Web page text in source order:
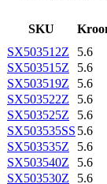
SKU
SX503512Z
5.6
SX503515Z
5.6
SX503519Z
5.6
SX503522Z
5.6
SX503525Z
5.6
SX503535SS 5.6
SX503535Z
5.6
SX503540Z
5.6
SX503530Z
5.6